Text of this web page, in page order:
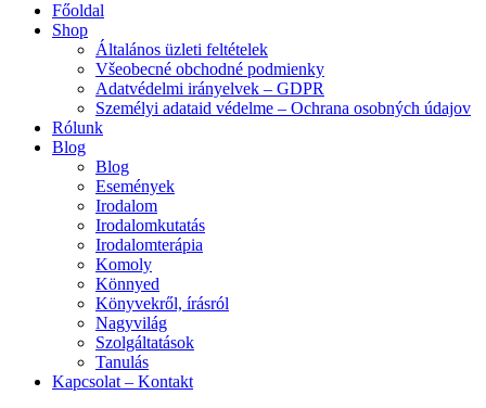
Főoldal
Shop
Általános üzleti feltételek
Všeobecné obchodné podmienky
Adatvédelmi irányelvek – GDPR
Személyi adataid védelme – Ochrana osobných údajov
Rólunk
Blog
Blog
Események
Irodalom
Irodalomkutatás
Irodalomterápia
Komoly
Könnyed
Könyvekről, írásról
Nagyvilág
Szolgáltatások
Tanulás
Kapcsolat – Kontakt